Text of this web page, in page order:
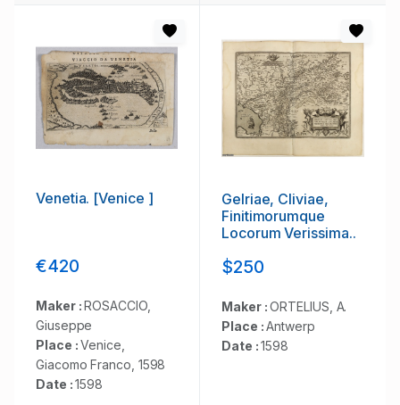
Venetia. [Venice ]
€420
Maker :ROSACCIO,
Giuseppe
Place :Venice,
Giacomo Franco, 1598
Date :1598
Gelriae, Cliviae,
Finitimorumque
Locorum Verissima..
$250
Maker :ORTELIUS, A.
Place :Antwerp
Date :1598